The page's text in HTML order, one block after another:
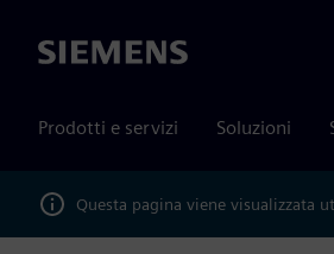
Siemens
Prodotti e servizi Soluzioni
Questa pagina viene visualizzata